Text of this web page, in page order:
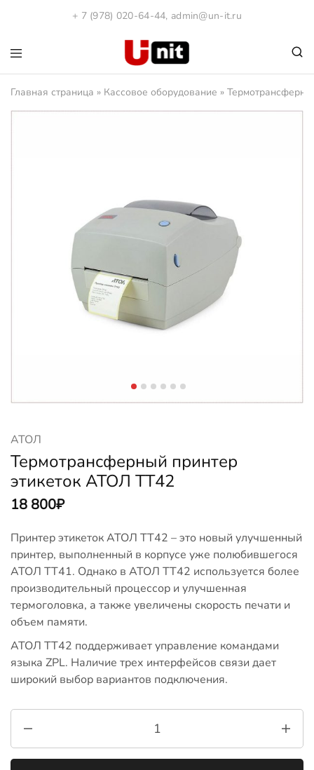
+ 7 (978) 020-64-44, admin@un-it.ru
1С:Юнит
Компания
Программы
Главная страница » Кассовое оборудование »
АТОЛ
Термотрансферный принтер
этикеток АТОЛ TT42
18 800₽
Принтер этикеток АТОЛ ТТ42 – это новый улучшенный
принтер, выполненный в корпусе уже полюбившегося
АТОЛ ТТ41. Однако в АТОЛ ТТ42 используется более
производительный процессор и улучшенная
термоголовка, а также увеличены скорость печати и
объем памяти.
АТОЛ ТТ42 поддерживает управление командами
языка ZPL. Наличие трех интерфейсов связи дает
широкий выбор вариантов подключения.